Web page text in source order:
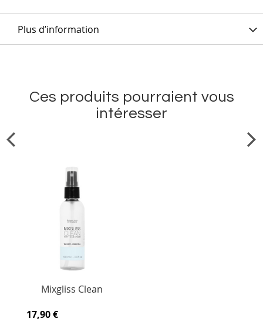
Plus d’information
Ces produits pourraient vous
intéresser
Mixgliss Clean
17,90 €